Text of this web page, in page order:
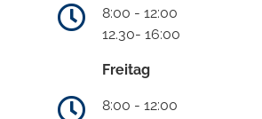
8:00 - 12:00
12.30- 16:00
Freitag
8:00 - 12:00